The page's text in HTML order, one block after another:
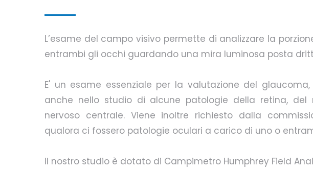
L’esame del campo visivo permette di analizzare la
entrambi gli occhi guardando una mira luminosa posta
E' un esame essenziale per la valutazione del
anche nello studio di alcune patologie della retina,
nervoso centrale. Viene inoltre richiesto dalla
qualora ci fossero patologie oculari a carico di uno o
Il nostro studio è dotato di Campimetro Humphrey Field